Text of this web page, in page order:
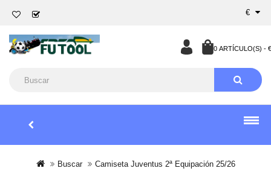
€
0 ARTÍCULO(S) -
Buscar Camiseta Juventus 2ª Equipación 25/26